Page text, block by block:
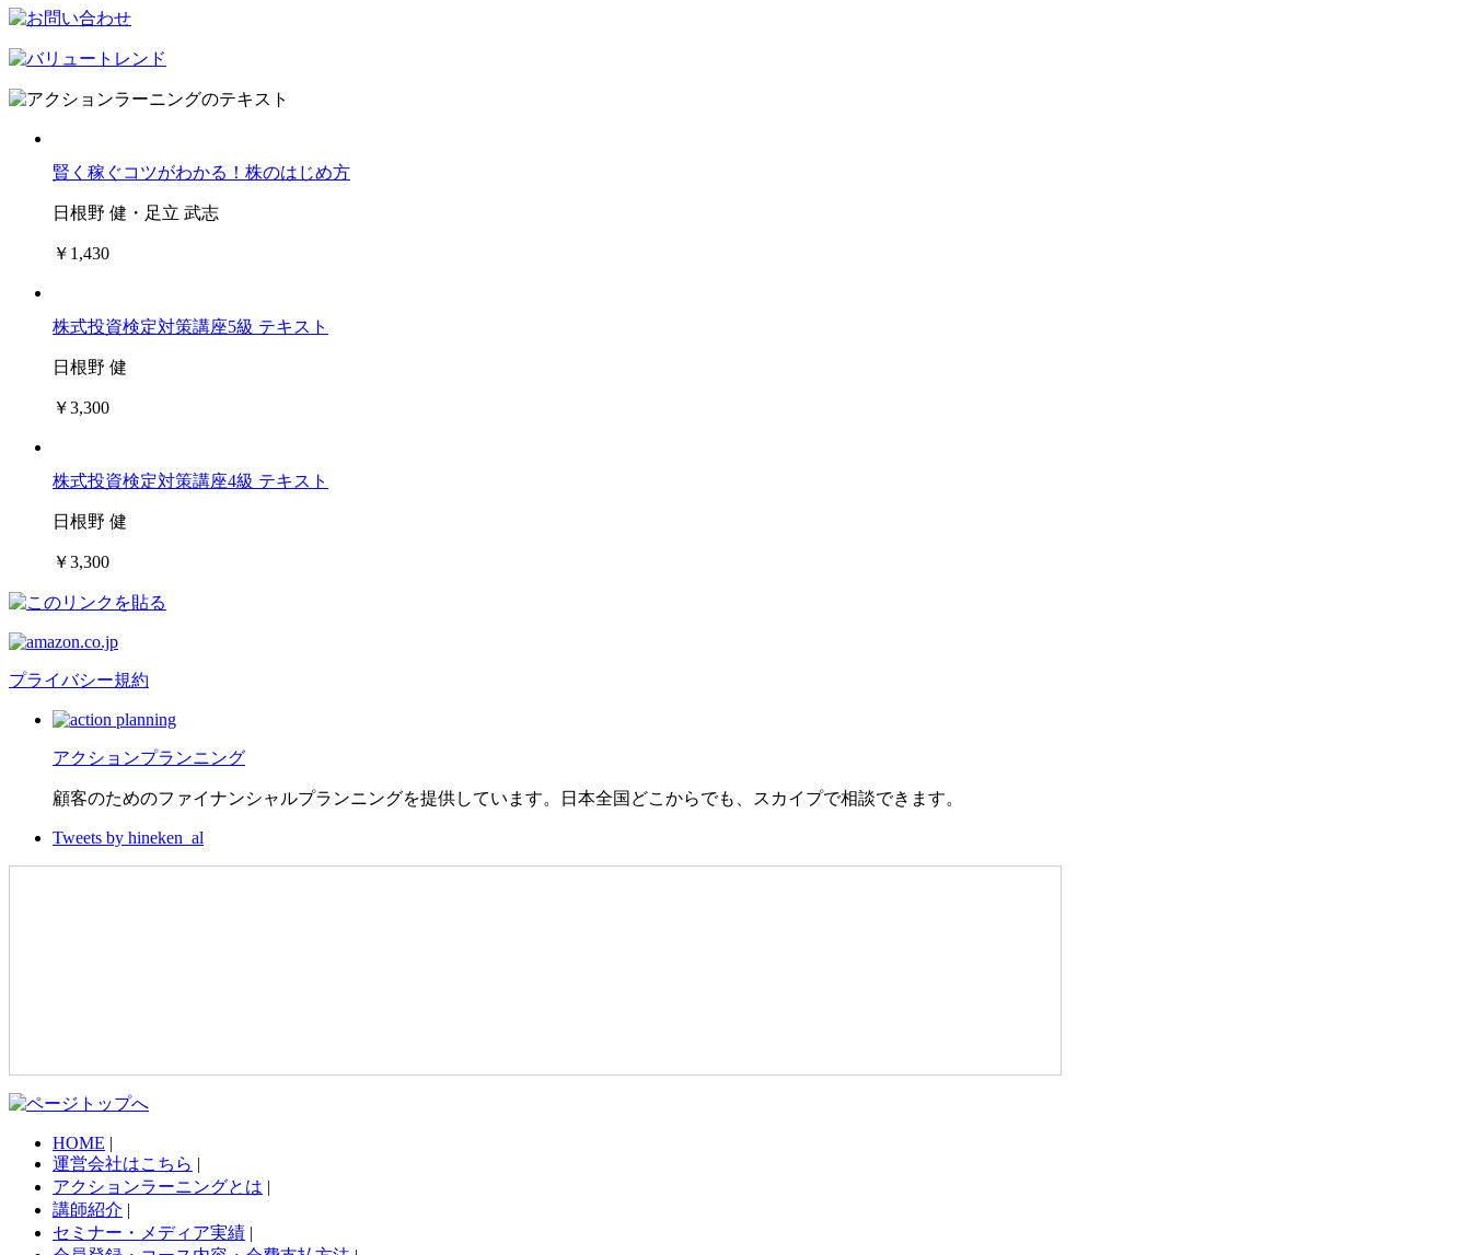
賢く稼ぐコツがわかる！株のはじめ方
日根野 健・足立 武志
￥1,430
株式投資検定対策講座5級 テキスト
日根野 健
￥3,300
株式投資検定対策講座4級 テキスト
日根野 健
￥3,300
プライバシー規約
アクションプランニング
顧客のためのファイナンシャルプランニングを提供しています。日本全国どこからでも、スカイプで相談できます。
Tweets by hineken_al
HOME |
運営会社はこちら |
アクションラーニングとは |
講師紹介 |
セミナー・メディア実績 |